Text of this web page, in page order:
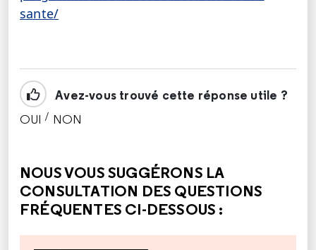
sante/
Avez-vous trouvé cette réponse utile ?
OUI / NON
NOUS VOUS SUGGÉRONS LA
CONSULTATION DES QUESTIONS
FRÉQUENTES CI-DESSOUS :